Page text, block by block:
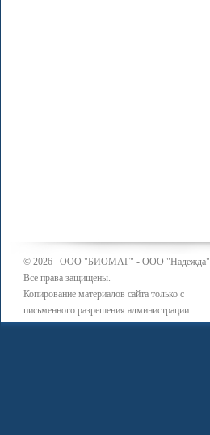
© 2026 ООО "БИОМАГ" - ООО "Надежда"
Все права защищены.
Копирование материалов сайта только с
письменного разрешения администрации.